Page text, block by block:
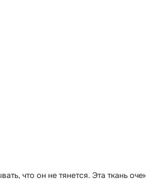
что он не тянется. Эта ткань